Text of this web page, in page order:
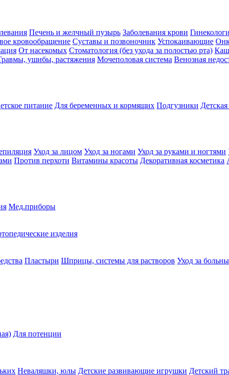
Печень и желчный пузырь Заболевания крови
кровообращение Суставы и позвоночник Успокаивающие
От насекомых Стоматология (без ухода за полостью рта)
ушибы, растяжения Мочеполовая система Венозная
питание Для беременных и кормящих Подгузники
Уход за лицом Уход за ногами Уход за руками и ногтями
Против перхоти Витамины красоты Декоративная косметика
Мед.приборы
изделия
Пластыри Шприцы, системы для растворов Уход за
Для потенции
Неваляшки, юлы Детские развивающие игрушки Детский